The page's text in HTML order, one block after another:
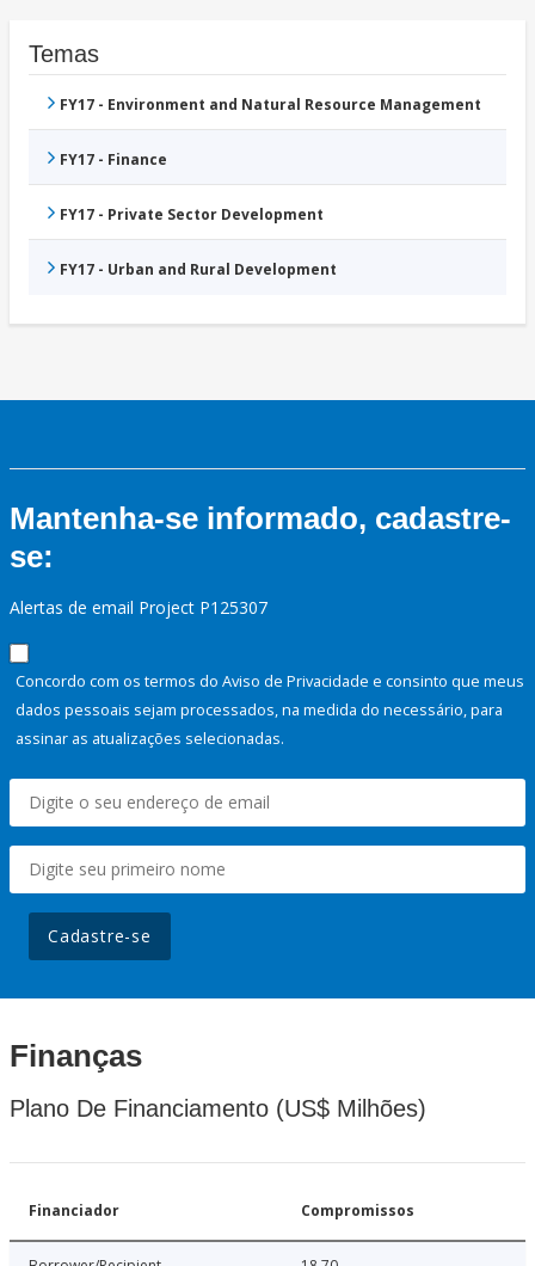
Temas
FY17 - Environment and Natural Resource Management
FY17 - Finance
FY17 - Private Sector Development
FY17 - Urban and Rural Development
Mantenha-se informado, cadastre-
se:
Alertas de email Project P125307
Concordo com os termos do Aviso de Privacidade e consinto que meus
dados pessoais sejam processados, na medida do necessário, para
assinar as atualizações selecionadas.
Cadastre-se
Finanças
Plano De Financiamento (US$ Milhões)
Financiador Compromissos